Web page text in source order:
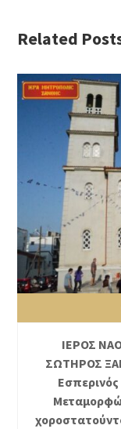
Related
ΙΕΡΟΣ
ΣΩΤΗΡΟΣ